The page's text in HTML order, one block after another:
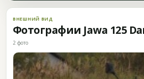
ВНЕШНИЙ ВИД
Фотографии Jawa 125
2 фото